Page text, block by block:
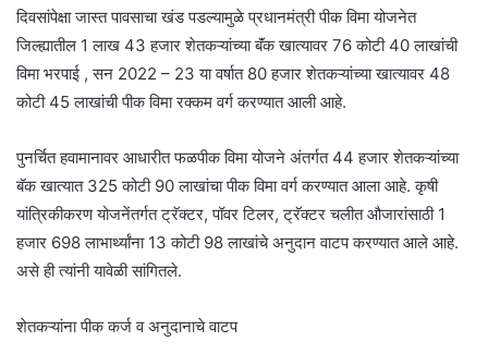
दिवसांपेक्षा जास्त पावसाचा खंड पडल्यामुळे प्रधानमंत्री पीक विमा योजनेत
जिल्ह्यातील 1 लाख 43 हजार शेतकऱ्यांच्या बॅंक खात्यावर 76 कोटी 40 लाखांची
विमा भरपाई , सन 2022 – 23 या वर्षात 80 हजार शेतकऱ्यांच्या खात्यावर 48
कोटी 45 लाखांची पीक विमा रक्कम वर्ग करण्यात आली आहे.
पुनर्च‍ित हवामानावर आधारीत फळपीक विमा योजने अंतर्गत 44 हजार शेतकऱ्यांच्या
बॅक खात्यात 325 कोटी 90 लाखांचा पीक विमा वर्ग करण्यात आला आहे. कृषी
यांत्रिकीकरण योजनेंतर्गत ट्रॅक्टर, पॉवर टिलर, ट्रॅक्टर चलीत औजारांसाठी 1
हजार 698 लाभार्थ्यांना 13 कोटी 98 लाखांचे अनुदान वाटप करण्यात आले आहे.
असे ही त्यांनी यावेळी सांगितले.
शेतकऱ्यांना पीक कर्ज व अनुदानाचे वाटप